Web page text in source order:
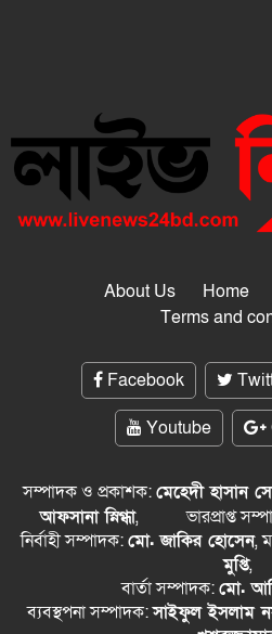
About Us Home
Terms and
Facebook
Youtube
সম্পাদক ও প্রকাশক:মেহেদী হাসান
আফসানা স্নিগ্ধা, ভারপ্রাপ্ত
নির্বাহী সম্পাদক:মো. জাকির হোসেন,
মুপ্তি,
বার্তা সম্পাদক:মো.
ব্যবস্থপনা সম্পাদক:সাইফুল ইসলাম